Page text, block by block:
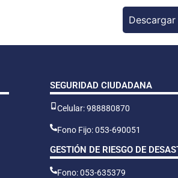
Descargar
SEGURIDAD CIUDADANA
Celular: 988880870
Fono Fijo: 053-690051
GESTIÓN DE RIESGO DE
Fono: 053-635379